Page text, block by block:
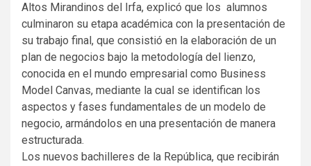
Altos Mirandinos del Irfa, explicó que los alumnos
culminaron su etapa académica con la presentación de
su trabajo final, que consistió en la elaboración de un
plan de negocios bajo la metodología del lienzo,
conocida en el mundo empresarial como Business
Model Canvas, mediante la cual se identifican los
aspectos y fases fundamentales de un modelo de
negocio, armándolos en una presentación de manera
estructurada.
Los nuevos bachilleres de la República, que recibirán